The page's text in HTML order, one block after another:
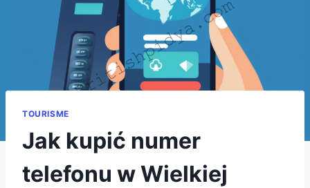
TOURISME
Jak kupić numer
telefonu w Wielkiej